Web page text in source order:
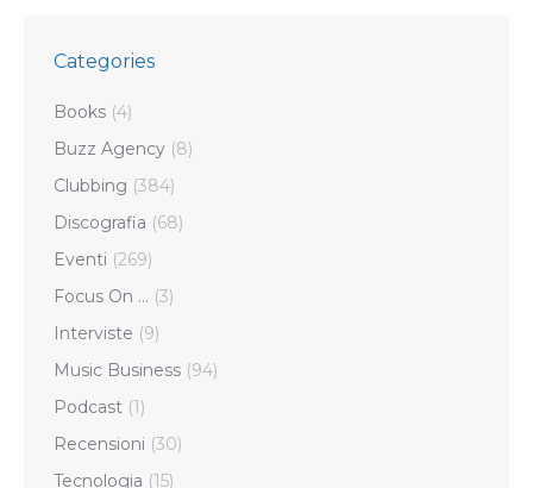
Categories
Books (4)
Buzz Agency (8)
Clubbing (384)
Discografia (68)
Eventi (269)
Focus On … (3)
Interviste (9)
Music Business (94)
Podcast (1)
Recensioni (30)
Tecnologia (15)